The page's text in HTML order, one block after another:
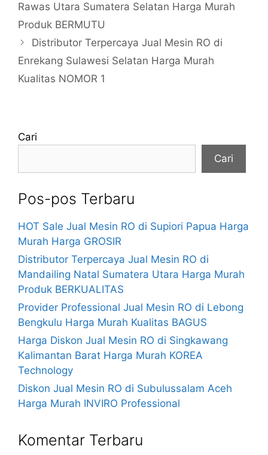
Rawas Utara Sumatera Selatan Harga Murah
Produk BERMUTU
Distributor Terpercaya Jual Mesin RO di
Enrekang Sulawesi Selatan Harga Murah
Kualitas NOMOR 1
Cari
Cari
Pos-pos Terbaru
HOT Sale Jual Mesin RO di Supiori Papua Harga
Murah Harga GROSIR
Distributor Terpercaya Jual Mesin RO di
Mandailing Natal Sumatera Utara Harga Murah
Produk BERKUALITAS
Provider Professional Jual Mesin RO di Lebong
Bengkulu Harga Murah Kualitas BAGUS
Harga Diskon Jual Mesin RO di Singkawang
Kalimantan Barat Harga Murah KOREA
Technology
Diskon Jual Mesin RO di Subulussalam Aceh
Harga Murah INVIRO Professional
Komentar Terbaru